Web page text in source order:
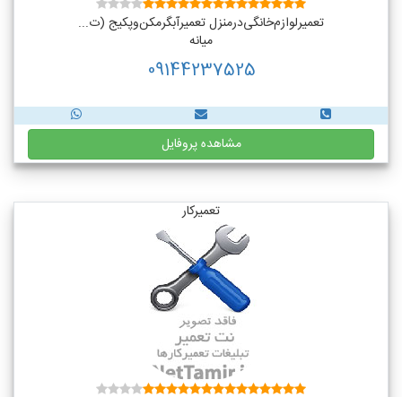
تعمیر‌لوازم‌‌خانگی‌در‌منزل‌ تعمیر‌آبگرمکن‌وپکیج (ت...
میانه
09144237525
مشاهده پروفایل
تعمیرکار